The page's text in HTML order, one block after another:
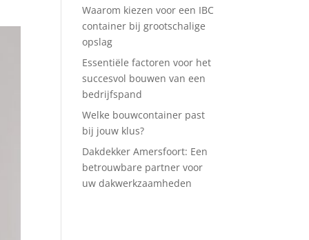
Waarom kiezen voor een IBC
container bij grootschalige
opslag
Essentiële factoren voor het
succesvol bouwen van een
bedrijfspand
Welke bouwcontainer past
bij jouw klus?
Dakdekker Amersfoort: Een
betrouwbare partner voor
uw dakwerkzaamheden